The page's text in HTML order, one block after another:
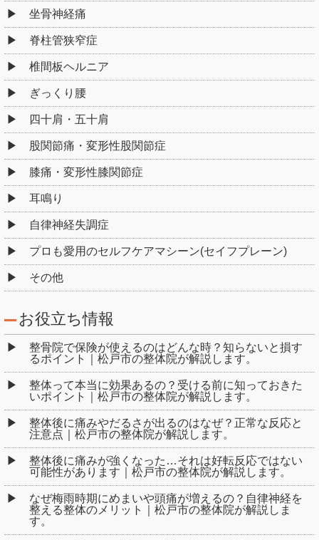
坐骨神経痛
脊柱管狭窄症
椎間板ヘルニア
ぎっくり腰
四十肩・五十肩
股関節痛・変形性股関節症
膝痛・変形性膝関節症
耳鳴り
自律神経失調症
プロも愛用のセルフケアマシーン(セイフプレーン)
その他
お役立ち情報
整骨院で保険が使えるのはどんな時？知らないと損す
るポイント｜松戸市の整体院が解説します。
整体って本当に効果あるの？受ける前に知っておきた
いポイント｜松戸市の整体院が解説します。
整体後に痛みやだるさが出るのはなぜ？正常な反応と
注意点｜松戸市の整体院が解説します。
整体後に痛みが強くなった…それは好転反応ではない
可能性があります｜松戸市の整体院が解説します。
なぜ梅雨時期にめまいや頭痛が増えるの？自律神経を
整える整体のメリット｜松戸市の整体院が解説しま
す。